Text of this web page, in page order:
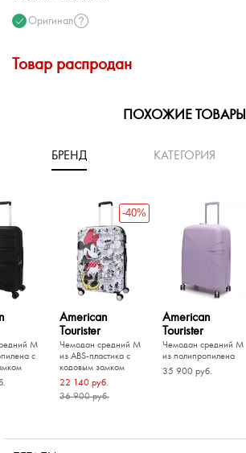
Оригинал
Товар распродан
ПОХОЖИЕ ТОВАРЫ
БРЕНД КАТЕГОРИЯ
M
с
-40%
American
Tourister
Чемодан средний M
из ABS-пластика с
кодовым замком
22 140 руб.
36 900 руб.
American
Tourister
Чемодан средний M
из полипропилена
35 900 руб.